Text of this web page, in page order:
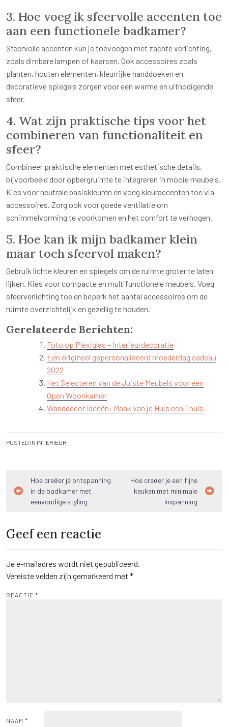
3. Hoe voeg ik sfeervolle accenten toe
aan een functionele badkamer?
Sfeervolle accenten kun je toevoegen met zachte verlichting,
zoals dimbare lampen of kaarsen. Ook accessoires zoals
planten, houten elementen, kleurrijke handdoeken en
decoratieve spiegels zorgen voor een warme en uitnodigende
sfeer.
4. Wat zijn praktische tips voor het
combineren van functionaliteit en
sfeer?
Combineer praktische elementen met esthetische details,
bijvoorbeeld door opbergruimte te integreren in mooie meubels.
Kies voor neutrale basiskleuren en voeg kleuraccenten toe via
accessoires. Zorg ook voor goede ventilatie om
schimmelvorming te voorkomen en het comfort te verhogen.
5. Hoe kan ik mijn badkamer klein
maar toch sfeervol maken?
Gebruik lichte kleuren en spiegels om de ruimte groter te laten
lijken. Kies voor compacte en multifunctionele meubels. Voeg
sfeerverlichting toe en beperk het aantal accessoires om de
ruimte overzichtelijk en gezellig te houden.
Gerelateerde Berichten:
Foto op Plexiglas – Interieurdecoratie
Een origineel gepersonaliseerd moederdag cadeau
2022
Het Selecteren van de Juiste Meubels voor een
Open Woonkamer
Wanddecor Ideeën: Maak van je Huis een Thuis
POSTED IN INTERIEUR
Bericht
navigatie
Hoe creëer je ontspanning
in de badkamer met
eenvoudige styling
Hoe creëer je een fijne
keuken met minimale
inspanning
Geef een reactie
Je e-mailadres wordt niet gepubliceerd.
Vereiste velden zijn gemarkeerd met *
REACTIE *
NAAM *